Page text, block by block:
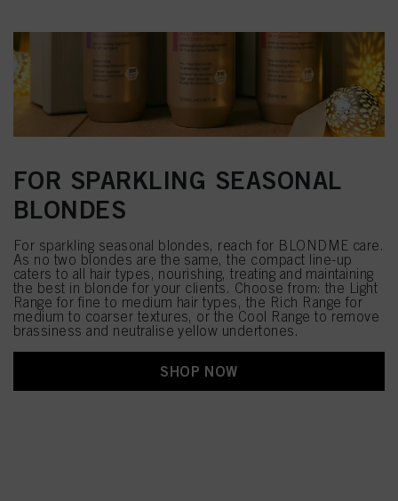
FOR SPARKLING SEASONAL
BLONDES
For sparkling seasonal blondes, reach for BLONDME care.
As no two blondes are the same, the compact line-up
caters to all hair types, nourishing, treating and maintaining
the best in blonde for your clients. Choose from: the Light
Range for fine to medium hair types, the Rich Range for
medium to coarser textures, or the Cool Range to remove
brassiness and neutralise yellow undertones.
SHOP NOW
aanvaarden" te klikken, gaat u akkoord met het gebruik van cookies en met
de verwerking van uw persoonsgegevens voor alle hierboven vermelde
doeleinden. Als u op "Afwijzen" klikt, worden alleen cookies gebruikt die
technisch noodzakelijk zijn om u deze website aan te kunnen bieden..